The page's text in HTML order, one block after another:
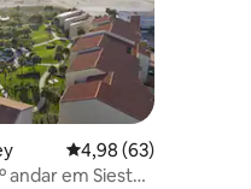
4,98 de uma
4,98 (63)
andar em Siesta